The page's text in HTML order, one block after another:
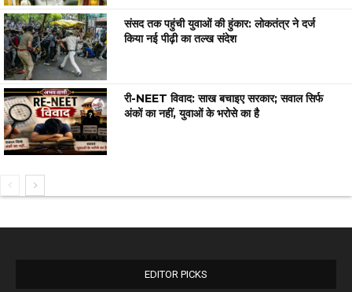
संसद तक पहुंची युवाओं की हुंकार: लोकतंत्र ने दर्ज
किया नई पीढ़ी का तल्ख संदेश
री-NEET विवाद: साख बचाइए सरकार; सवाल सिर्फ
अंकों का नहीं, युवाओं के भरोसे का है
EDITOR PICKS